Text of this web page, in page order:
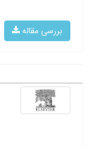
بررسی مقاله